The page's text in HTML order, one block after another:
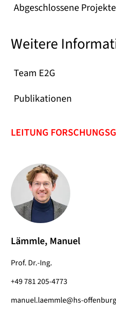
Abgeschlossene Projekte
Weitere
Team E2G
Publikationen
LEITUNG
Lämmle, Manuel
Prof. Dr.-Ing.
+49 781 205-4773
manuel.laemmle@hs-